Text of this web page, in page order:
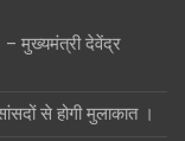
– मुख्यमंत्री देवेंद्र
से होगी मुलाकात ।